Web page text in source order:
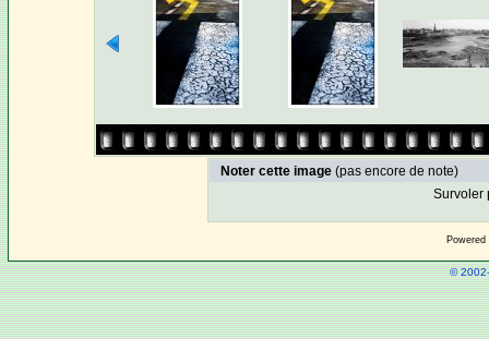
Noter cette image (pas encore de note)
Survoler
©